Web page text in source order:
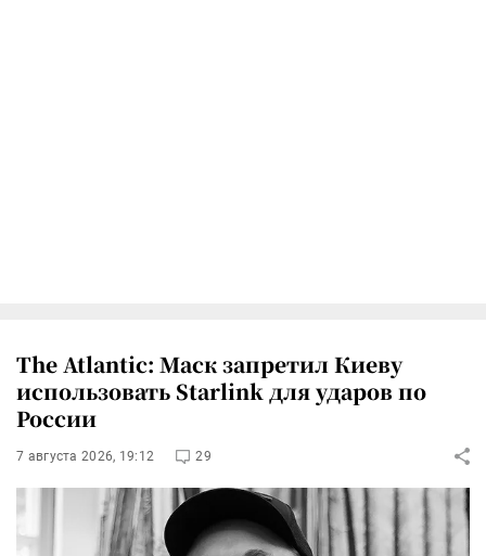
The Atlantic: Маск запретил Киеву
использовать Starlink для ударов по
России
7 августа 2026, 19:12 29